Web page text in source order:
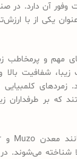
وفور آن دارد. در
یکی از با
مهم و پرمخاطب
شفافیت بالا
زمرد‌های
بر طرفداران
شناخته می‌شوند.